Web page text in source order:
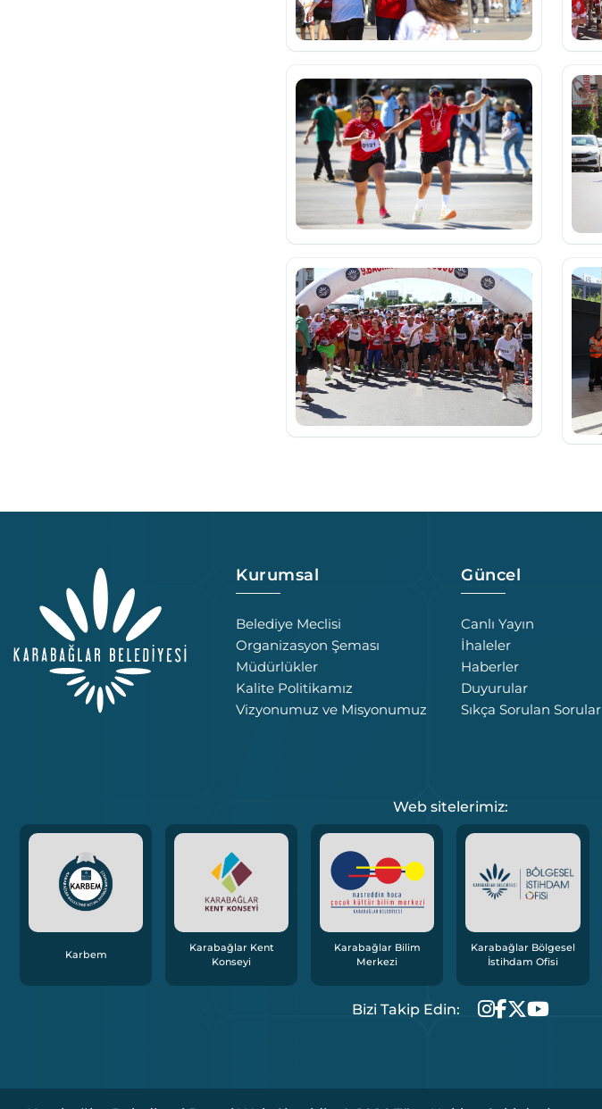
Kurumsal
Belediye Meclisi
Organizasyon Şeması
Müdürlükler
Kalite Politikamız
Vizyonumuz ve Misyonumuz
Güncel
Canlı Yayın
İhaleler
Haberler
Duyurular
Sıkça Sorulan Sorular
Web sitelerimiz:
Karbem
Karabağlar Kent
Konseyi
Karabağlar Bilim
Merkezi
Karabağlar Bölgesel
İstihdam Ofisi
Bizi Takip Edin: